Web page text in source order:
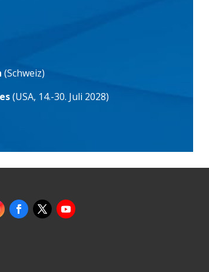
(Schweiz)
(USA, 14.-30. Juli 2028)